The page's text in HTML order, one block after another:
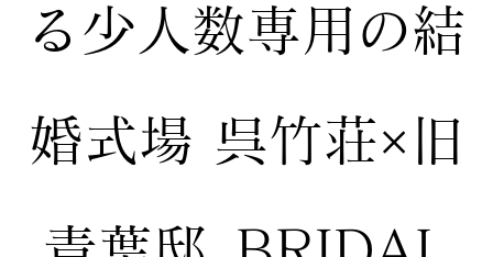
る少人数専用の結
婚式場 呉竹荘×旧